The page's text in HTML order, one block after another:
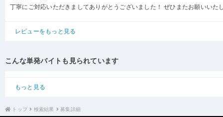
丁寧にご対応いただきましてありがとうございました！ ぜひまたお願いいた
レビューをもっと見る
こんな単発バイトも見られています
もっと見る
トップ 検索結果 募集詳細